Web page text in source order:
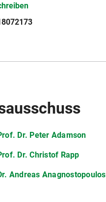
Dr. Peter Adamson
Dr. Christof Rapp
Andreas Anagnostopoulos